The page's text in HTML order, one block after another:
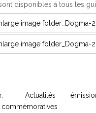
disponibles à tous les
Actualités